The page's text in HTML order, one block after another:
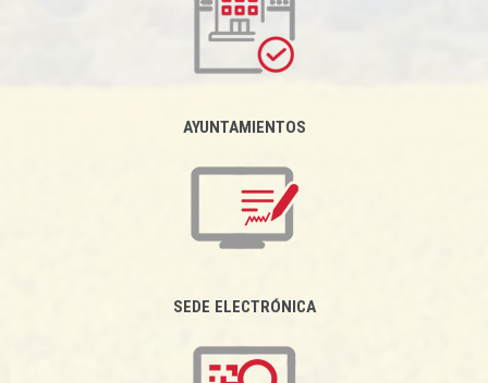
AYUNTAMIENTOS
SEDE ELECTRÓNICA